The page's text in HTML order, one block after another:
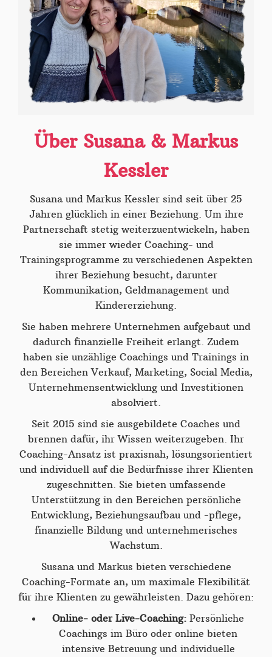
Über Susana & Markus
Kessler
Susana und Markus Kessler sind seit über 25
Jahren glücklich in einer Beziehung. Um ihre
Partnerschaft stetig weiterzuentwickeln, haben
sie immer wieder Coaching- und
Trainingsprogramme zu verschiedenen Aspekten
ihrer Beziehung besucht, darunter
Kommunikation, Geldmanagement und
Kindererziehung.
Sie haben mehrere Unternehmen aufgebaut und
dadurch finanzielle Freiheit erlangt. Zudem
haben sie unzählige Coachings und Trainings in
den Bereichen Verkauf, Marketing, Social Media,
Unternehmensentwicklung und Investitionen
absolviert.
Seit 2015 sind sie ausgebildete Coaches und
brennen dafür, ihr Wissen weiterzugeben. Ihr
Coaching-Ansatz ist praxisnah, lösungsorientiert
und individuell auf die Bedürfnisse ihrer Klienten
zugeschnitten. Sie bieten umfassende
Unterstützung in den Bereichen persönliche
Entwicklung, Beziehungsaufbau und -pflege,
finanzielle Bildung und unternehmerisches
Wachstum.
Susana und Markus bieten verschiedene
Coaching-Formate an, um maximale Flexibilität
für ihre Klienten zu gewährleisten. Dazu gehören:
Online- oder Live-Coaching: Persönliche
Coachings im Büro oder online bieten
intensive Betreuung und individuelle